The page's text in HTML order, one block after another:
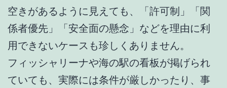
空きがあるように見えても、「許可制」「関
係者優先」「安全面の懸念」などを理由に利
用できないケースも珍しくありません。
フィッシャリーナや海の駅の看板が掲げられ
ていても、実際には条件が厳しかったり、事